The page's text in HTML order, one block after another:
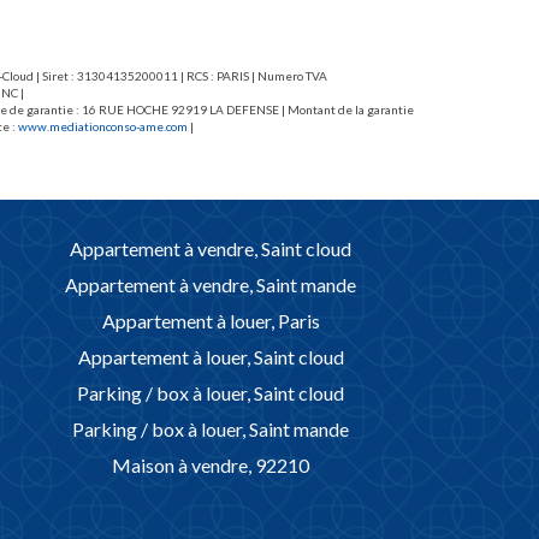
| Siret : 31304135200011 | RCS : PARIS | Numero TVA
|
garantie : 16 RUE HOCHE 92919 LA DEFENSE | Montant de la garantie
: www.mediationconso-ame.com |
Appartement à vendre, Saint cloud
Appartement à vendre, Saint mande
Appartement à louer, Paris
Appartement à louer, Saint cloud
Parking / box à louer, Saint cloud
Parking / box à louer, Saint mande
Maison à vendre, 92210